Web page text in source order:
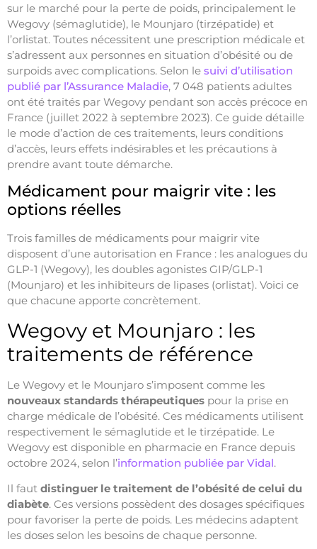
sur le marché pour la perte de poids, principalement le
Wegovy (sémaglutide), le Mounjaro (tirzépatide) et
l’orlistat. Toutes nécessitent une prescription médicale et
s’adressent aux personnes en situation d’obésité ou de
surpoids avec complications. Selon le suivi d’utilisation
publié par l’Assurance Maladie, 7 048 patients adultes
ont été traités par Wegovy pendant son accès précoce en
France (juillet 2022 à septembre 2023). Ce guide détaille
le mode d’action de ces traitements, leurs conditions
d’accès, leurs effets indésirables et les précautions à
prendre avant toute démarche.
Médicament pour maigrir vite : les
options réelles
Trois familles de médicaments pour maigrir vite
disposent d’une autorisation en France : les analogues du
GLP-1 (Wegovy), les doubles agonistes GIP/GLP-1
(Mounjaro) et les inhibiteurs de lipases (orlistat). Voici ce
que chacune apporte concrètement.
Wegovy et Mounjaro : les
traitements de référence
Le Wegovy et le Mounjaro s’imposent comme les
nouveaux standards thérapeutiques pour la prise en
charge médicale de l’obésité. Ces médicaments utilisent
respectivement le sémaglutide et le tirzépatide. Le
Wegovy est disponible en pharmacie en France depuis
octobre 2024, selon l’information publiée par Vidal.
Il faut distinguer le traitement de l’obésité de celui du
diabète. Ces versions possèdent des dosages spécifiques
pour favoriser la perte de poids. Les médecins adaptent
les doses selon les besoins de chaque personne.